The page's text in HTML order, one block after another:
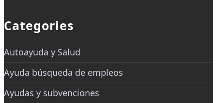
Categories
Autoayuda y Salud
Ayuda búsqueda de empleos
Ayudas y subvenciones